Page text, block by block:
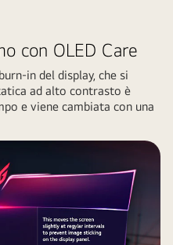
con OLED Care
in del display, che si
ad alto contrasto è
e viene cambiata con una